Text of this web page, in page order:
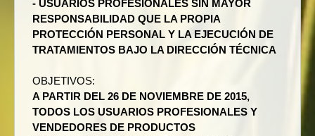
- USUARIOS PROFESIONALES SIN MAYOR
RESPONSABILIDAD QUE LA PROPIA
PROTECCIÓN PERSONAL Y LA EJECUCIÓN DE
TRATAMIENTOS BAJO LA DIRECCIÓN TÉCNICA
OBJETIVOS:
A PARTIR DEL 26 DE NOVIEMBRE DE 2015,
TODOS LOS USUARIOS PROFESIONALES Y
VENDEDORES DE PRODUCTOS